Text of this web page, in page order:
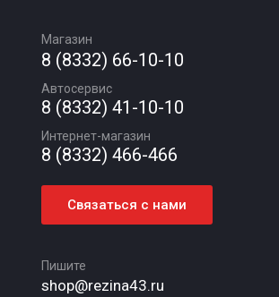
Магазин
8 (8332) 66-10-10
Автосервис
8 (8332) 41-10-10
Интернет-магазин
8 (8332) 466-466
Связаться с нами
Пишите
shop@rezina43.ru